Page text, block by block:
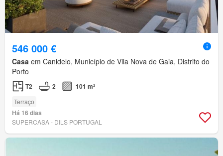
546 000 €
Casa em Canidelo, Município de Vila Nova de Gaia, Distrito do
Porto
T2 2 101 m²
Terraço
Há 16 dias
SUPERCASA - DILS PORTUGAL